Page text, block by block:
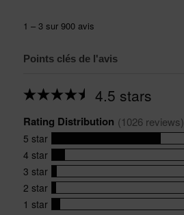
Points clés de l'avis
4.5 stars
Average
for
this
product:
4.5
out
of
5
stars
Rating Distribution (1026 reviews)
5 star
790
reviews
with
5
star
4 star
100
reviews
with
4
3 star
40
reviews
with
2 star
33
reviews
1 star
63